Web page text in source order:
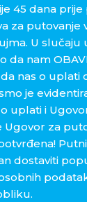
45 dana
za putovanje
U slučaju
da nam
nas o uplati
je
uplati i
za
dostaviti